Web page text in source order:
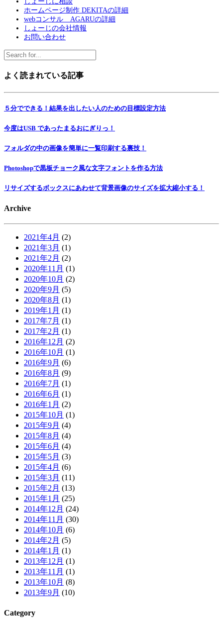
ホームページ制作 DEKITAの詳細
webコンサル AGARUの詳細
しょーじの会社情報
お問い合わせ
よく読まれている記事
５分でできる！結果を出したい人のための目標設定方法
今度はUSB であったまるおにぎりっ！
フォルダの中の画像を簡単に一覧印刷する裏技！
Photoshopで黒板チョーク風な文字フォントを作る方法
リサイズするボックスにあわせて背景画像のサイズを拡大縮小する！
Archive
2021年4月 (2)
2021年3月 (1)
2021年2月 (2)
2020年11月 (1)
2020年10月 (2)
2020年9月 (5)
2020年8月 (1)
2019年1月 (1)
2017年7月 (1)
2017年2月 (1)
2016年12月 (2)
2016年10月 (1)
2016年9月 (6)
2016年8月 (9)
2016年7月 (1)
2016年6月 (1)
2016年1月 (2)
2015年10月 (1)
2015年9月 (4)
2015年8月 (4)
2015年6月 (4)
2015年5月 (3)
2015年4月 (6)
2015年3月 (11)
2015年2月 (13)
2015年1月 (25)
2014年12月 (24)
2014年11月 (30)
2014年10月 (6)
2014年2月 (5)
2014年1月 (1)
2013年12月 (1)
2013年11月 (1)
2013年10月 (8)
2013年9月 (10)
Category